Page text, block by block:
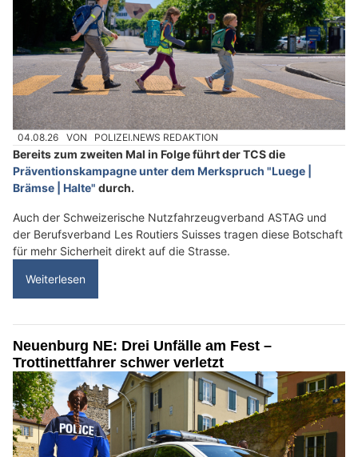
04.08.26 VON POLIZEI.NEWS REDAKTION
Bereits zum zweiten Mal in Folge führt der TCS die
Präventionskampagne unter dem Merkspruch "Luege |
Brämse | Halte" durch.
Auch der Schweizerische Nutzfahrzeugverband ASTAG und
der Berufsverband Les Routiers Suisses tragen diese Botschaft
für mehr Sicherheit direkt auf die Strasse.
Weiterlesen
Neuenburg NE: Drei Unfälle am Fest –
Trottinettfahrer schwer verletzt